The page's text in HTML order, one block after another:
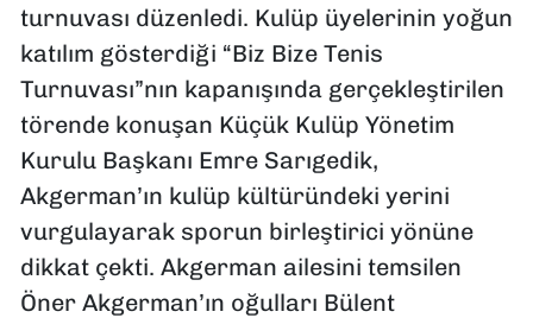
turnuvası düzenledi. Kulüp üyelerinin yoğun
katılım gösterdiği “Biz Bize Tenis
Turnuvası”nın kapanışında gerçekleştirilen
törende konuşan Küçük Kulüp Yönetim
Kurulu Başkanı Emre Sarıgedik,
Akgerman’ın kulüp kültüründeki yerini
vurgulayarak sporun birleştirici yönüne
dikkat çekti. Akgerman ailesini temsilen
Öner Akgerman’ın oğulları Bülent